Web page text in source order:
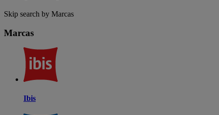
Skip search by Marcas
Marcas
Ibis